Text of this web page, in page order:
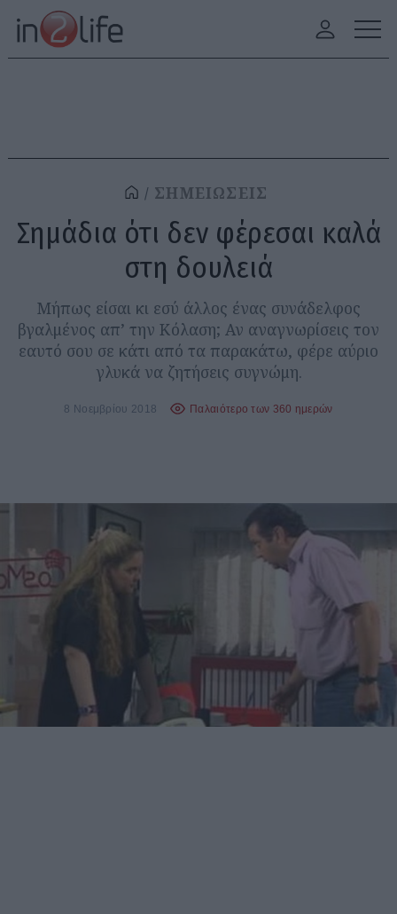
ΣΗΜΕΙΩΣΕΙΣ
Σημάδια ότι δεν φέρεσαι καλά
στη δουλειά
Μήπως είσαι κι εσύ άλλος ένας συνάδελφος
βγαλμένος απ’ την Κόλαση; Αν αναγνωρίσεις τον
εαυτό σου σε κάτι από τα παρακάτω, φέρε αύριο
γλυκά να ζητήσεις συγνώμη.
8 Νοεμβρίου 2018 Παλαιότερο των 360 ημερών